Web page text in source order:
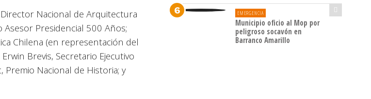
Nacional de Arquitectura
Asesor Presidencial 500 Años;
Chilena (en representación del
Brevis, Secretario Ejecutivo
Nacional de Historia; y
EMERGENCIA
Municipio oficio al Mop por
peligroso socavón en
Barranco Amarillo